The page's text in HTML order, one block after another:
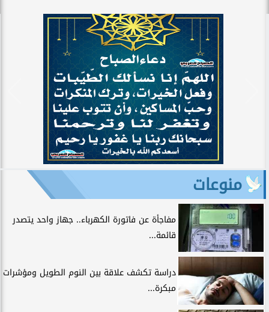
منوعات
مفاجأة عن فاتورة الكهرباء.. جهاز واحد يتصدر
قائمة...
دراسة تكشف علاقة بين النوم الطويل ومؤشرات
مبكرة...